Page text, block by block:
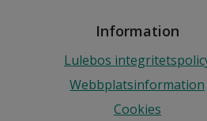
Information
Lulebos
Webbplatsinformation
Cookies